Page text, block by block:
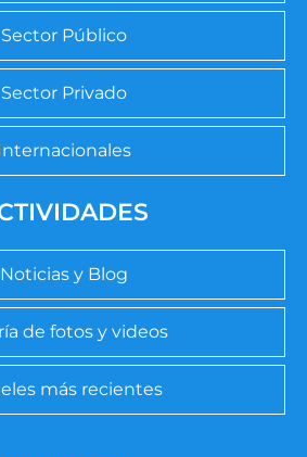
Sector Público
Sector Privado
Noticias y Blog
de fotos y videos
más recientes